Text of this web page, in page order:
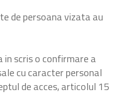
de persoana vizata au
scris o confirmare a
cu caracter personal
de acces, articolul 15